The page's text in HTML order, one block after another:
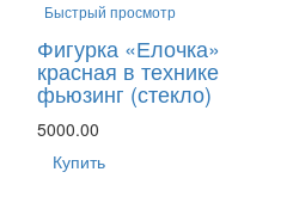
Быстрый просмотр
Фигурка «Елочка»
красная в технике
фьюзинг (стекло)
5000.00
Купить